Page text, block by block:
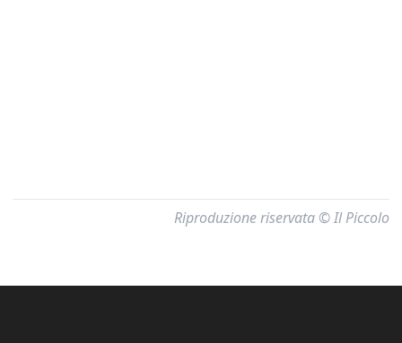
Riproduzione riservata © Il Piccolo